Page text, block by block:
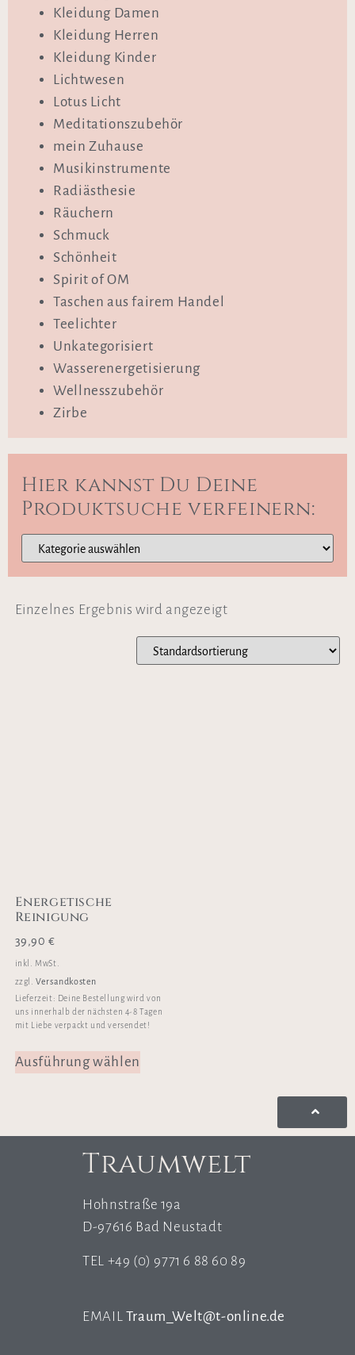
Kleidung Damen
Kleidung Herren
Kleidung Kinder
Lichtwesen
Lotus Licht
Meditationszubehör
mein Zuhause
Musikinstrumente
Radiästhesie
Räuchern
Schmuck
Schönheit
Spirit of OM
Taschen aus fairem Handel
Teelichter
Unkategorisiert
Wasserenergetisierung
Wellnesszubehör
Zirbe
Hier kannst Du Deine
Produktsuche verfeinern:
Einzelnes Ergebnis wird angezeigt
Energetische
Reinigung
39,90€
inkl. MwSt.
zzgl.Versandkosten
Lieferzeit: Deine Bestellung wird von
uns innerhalb der nächsten 4-8 Tagen
mit Liebe verpackt und versendet!
Ausführung wählen
Traumwelt
Hohnstraße 19a
D-97616 Bad Neustadt
TEL +49 (0) 9771 6 88 60 89
EMAIL Traum_Welt@t-online.de